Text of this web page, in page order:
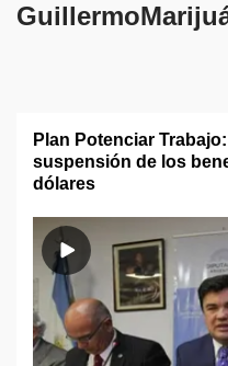
Plan Potenciar
suspensión de los
dólares